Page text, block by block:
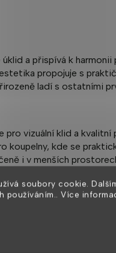
soubory cookie.
používáním.. Více
úklid a přispívá k
propojuje s
ladí s ostatními
vizuální klid a kvalitní
koupelny, kde se
i v menších
a funkčností
detaily
a bezproblémovou